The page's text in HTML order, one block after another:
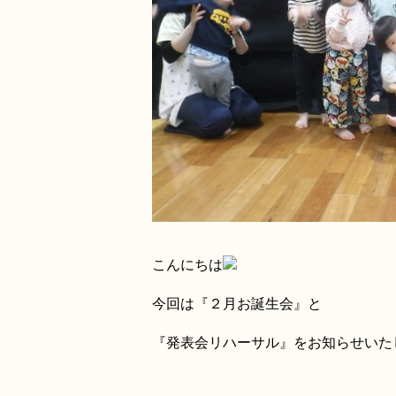
こんにちは
今回は『２月お誕生会』と
『発表会リハーサル』をお知らせい